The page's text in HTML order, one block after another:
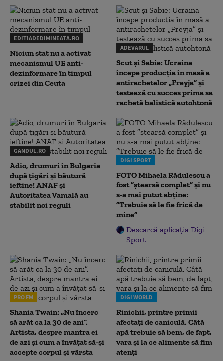
EDITIADEDIMINEATA.RO
Niciun stat nu a activat
mecanismul UE anti-
dezinformare în timpul
crizei din Ceuta
ADEVARUL
Scut și Sabie: Ucraina
începe producția în masă a
antirachetelor „Freyja” și
testează cu succes prima sa
rachetă balistică autohtonă
GANDUL.RO
Adio, drumuri în Bulgaria
după țigări și băutură
ieftine! ANAF și
Autoritatea Vamală au
stabilit noi reguli
DIGI SPORT
FOTO Mihaela Rădulescu a
fost ”ștearsă complet” și nu
s-a mai putut abține:
”Trebuie să le fie frică de
mine”
Descarcă aplicația Digi
Sport
PRO FM
Shania Twain: „Nu încerc
să arăt ca la 30 de ani”.
Artista, despre mantra ei
de azi și cum a învățat să-și
accepte corpul și vârsta
DIGI WORLD
Rinichii, printre primii
afectați de caniculă. Câtă
apă trebuie să bem, de fapt,
vara și la ce alimente să fim
atenți